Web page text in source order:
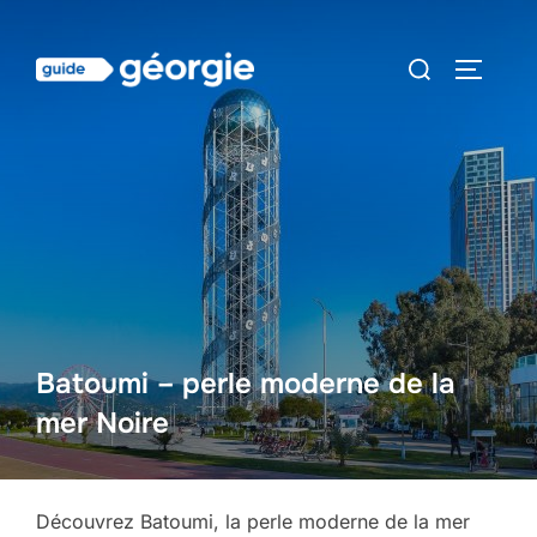
contenu
Rechercher :
Batoumi – perle moderne de la
mer Noire
Découvrez Batoumi, la perle moderne de la mer